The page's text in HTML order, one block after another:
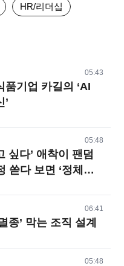
HR/리더십
05:43
품기업 카길의 ‘AI
’
05:48
싶다’ 애착이 팬덤
쏟다 보면 ‘정체성
06:41
종’ 막는 조직 설계
05:48